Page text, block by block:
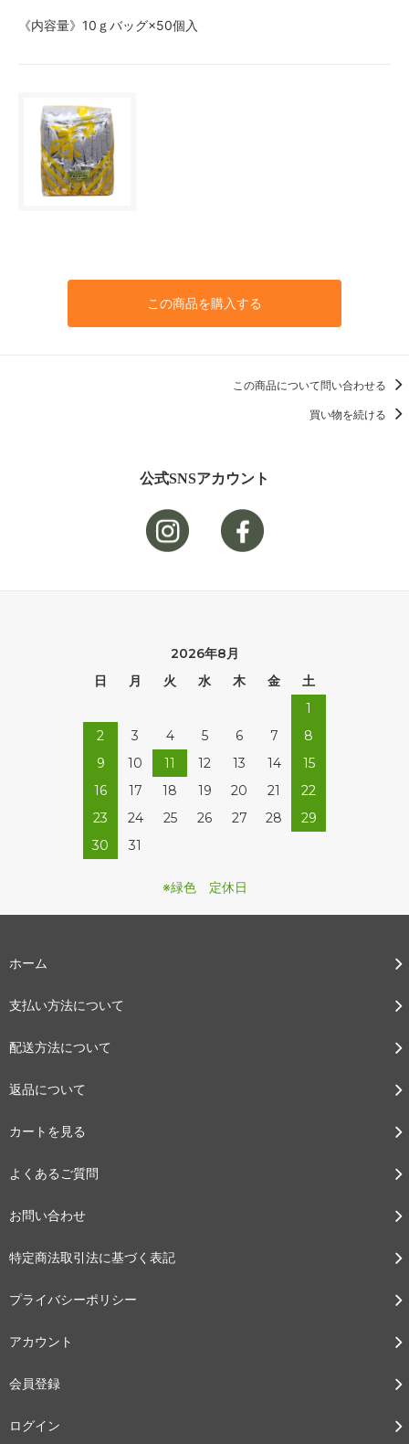
《内容量》10ｇバッグ×50個入
この商品を購入する
この商品について問い合わせる
買い物を続ける
公式SNSアカウント
2026年8月
日
月 火 水 木 金
土
1
2
3 4 5 6 7
8
9
10 11 12 13 14
15
16
17 18 19 20 21
22
23
24 25 26 27 28
29
30
31
※緑色 定休日
ホーム
支払い方法について
配送方法について
返品について
カートを見る
よくあるご質問
お問い合わせ
特定商法取引法に基づく表記
プライバシーポリシー
アカウント
会員登録
ログイン